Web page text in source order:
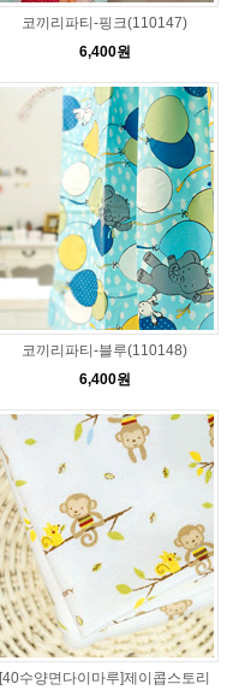
코끼리파티-핑크(110147)
6,400원
코끼리파티-블루(110148)
6,400원
[40수양면다이마루]제이콥스토리